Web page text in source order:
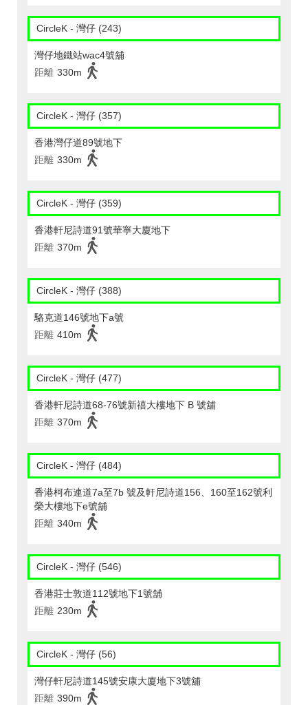
CircleK - 灣仔 (243)
灣仔地鐵站wac4號舖
距離 330m
CircleK - 灣仔 (357)
香港灣仔道89號地下
距離 330m
CircleK - 灣仔 (359)
香港軒尼詩道91號華寧大廈地下
距離 370m
CircleK - 灣仔 (388)
駱克道146號地下a號
距離 410m
CircleK - 灣仔 (477)
香港軒尼詩道68-76號新禧大樓地下 B 號舖
距離 370m
CircleK - 灣仔 (484)
香港柯布連道7a至7b 號及軒尼詩道156、160至162號利
榮大樓地下e號舖
距離 340m
CircleK - 灣仔 (546)
香港莊士敦道112號地下1號舖
距離 230m
CircleK - 灣仔 (56)
灣仔軒尼詩道145號安康大廈地下3號舖
距離 390m